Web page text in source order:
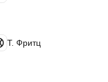
Т. Фритц